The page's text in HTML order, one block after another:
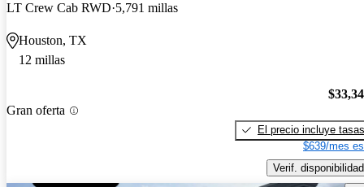
LT Crew Cab RWD 5,791 millas
Houston, TX
12 millas
Gran oferta
El precio incluye tasas
$639/mes
Verif. disponibilidad